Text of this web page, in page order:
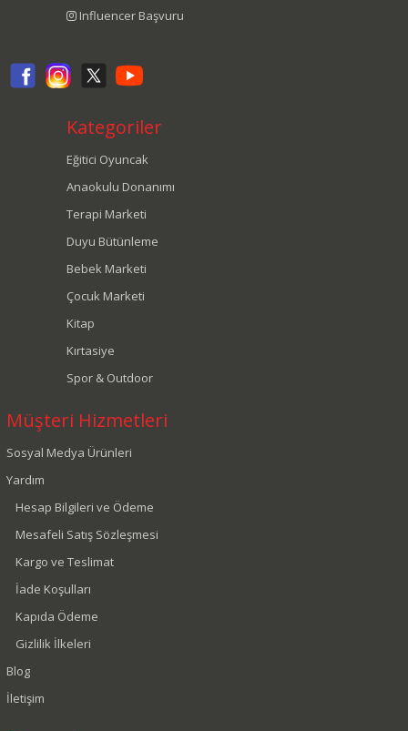
Influencer Başvuru
Kategoriler
Eğitici Oyuncak
Anaokulu Donanımı
Terapi Marketi
Duyu Bütünleme
Bebek Marketi
Çocuk Marketi
Kitap
Kırtasiye
Spor & Outdoor
Müşteri Hizmetleri
Sosyal Medya Ürünleri
Yardım
Hesap Bilgileri ve Ödeme
Mesafeli Satış Sözleşmesi
Kargo ve Teslimat
İade Koşulları
Kapıda Ödeme
Gizlilik İlkeleri
Blog
İletişim